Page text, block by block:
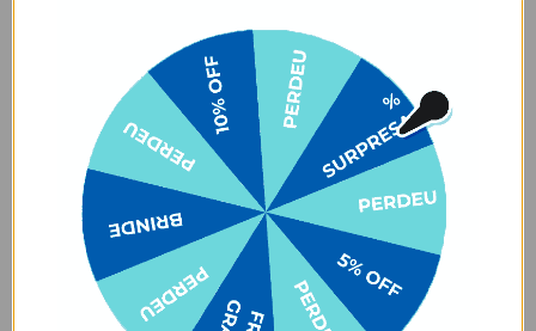
3. Lave à mão. Não colocar na lava-louças. Não usar esponjas muito
abrasivas ao lavar, risco de arranhar a estampa.
4. Evitar contato com objetos pontiagudos e ásperos com risco de
arranhar a estampa.
5. Evitar contato com acetona, álcool e líquidos à base de cloro.
6. Certifique-se de que a tampa está fechada e a borracha bem
posicionada antes de carregar o produto, para evitar que o líquido
7. Evitar o armazenamento de líquidos gaseificados na garrafa.
8. Para garrafas que acompanham e-book, o e-book é enviado para
o e-mail cadastrado no site após a emissão da nota fiscal.
9. Essa oferta é válida na compra do Kit, em caso de cancelamento
de um dos produtos haverá perda do benefício promocional.